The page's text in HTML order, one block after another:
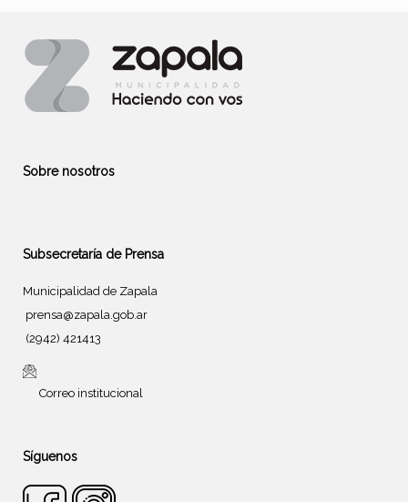
Sobre nosotros
Subsecretaría de Prensa
Municipalidad de Zapala
prensa@zapala.gob.ar
(2942) 421413
Correo institucional
Síguenos